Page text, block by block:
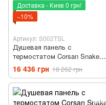
Доставка - Киев 0 грн!
−10%
Артикул: S002TSL
Душевая панель с
термостатом Corsan Snake
сатин S002TSL
16 436 грн 18 262 грн